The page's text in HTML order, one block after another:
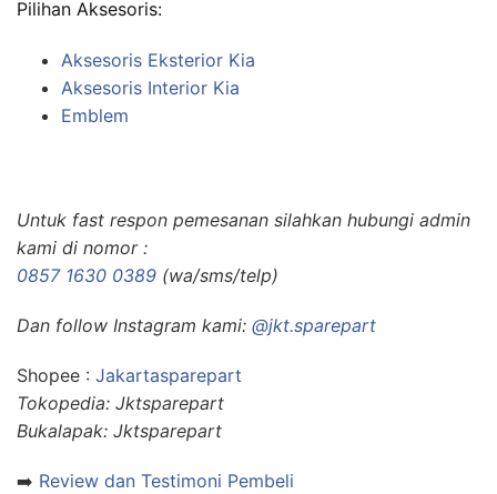
Pilihan Aksesoris:
Aksesoris Eksterior Kia
Aksesoris Interior Kia
Emblem
Untuk fast respon pemesanan silahkan hubungi admin
kami di nomor :
0857 1630 0389 (wa/sms/telp)
Dan follow Instagram kami: @jkt.sparepart
Shopee : Jakartasparepart
Tokopedia: Jktsparepart
Bukalapak: Jktsparepart
➡️ Review dan Testimoni Pembeli